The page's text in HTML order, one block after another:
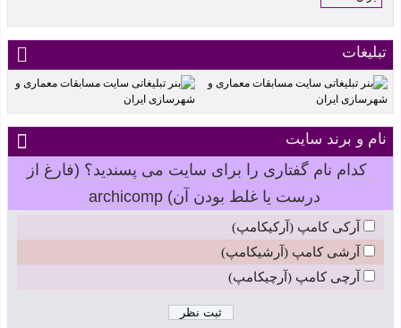
تبلیغات
نام و برند سایت
کدام نام گفتاری را برای سایت می پسندید؟ (فارغ از
درست یا غلط بودن آن) archicomp
آرکی کامپ (آرکیکامپ)
آرشی کامپ (آرشیکامپ)
آرچی کامپ (آرچیکامپ)